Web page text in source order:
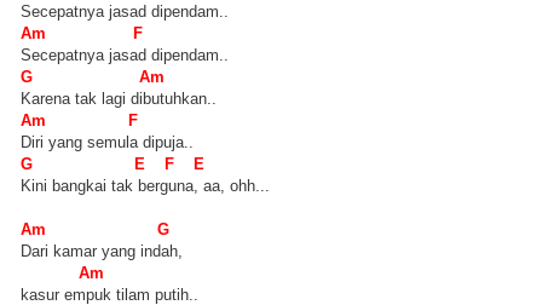
Secepatnya jasad dipendam..
Am F
Secepatnya jasad dipendam..
G Am
Karena tak lagi dibutuhkan..
Am F
Diri yang semula dipuja..
G E F E
Kini bangkai tak berguna, aa, ohh...
Am G
Dari kamar yang indah,
Am
kasur empuk tilam putih..